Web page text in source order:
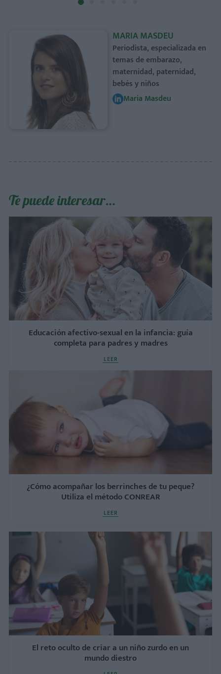
MARIA MASDEU
Periodista, especializada en
temas de embarazo,
maternidad, paternidad,
bebés y niños
Maria Masdeu
Te puede interesar…
Educación afectivo-sexual en la infancia: guía
completa para padres y madres
LEER
¿Cómo acompañar los berrinches de tu peque?
Utiliza el método CONREAR
LEER
El reto oculto de criar a un niño zurdo en un
mundo diestro